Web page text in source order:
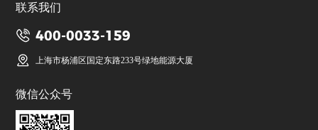
联系我们
400-0033-159
上海市杨浦区国定东路233号绿地能源大厦
微信公众号